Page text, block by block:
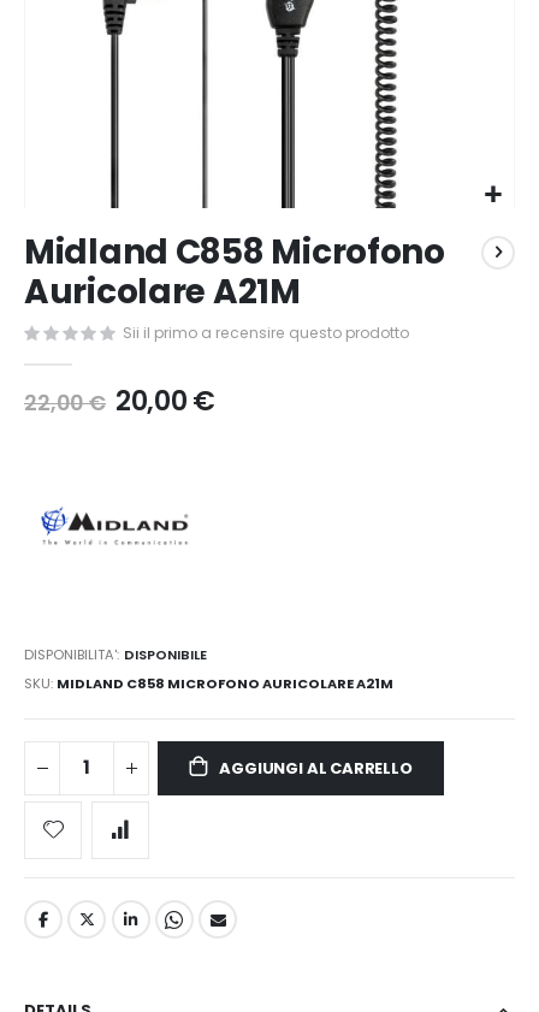
all'inizio
della
galleria
di
immagini
Midland C858 Microfono
Auricolare A21M
Sii il primo a recensire questo prodotto
22,00 € 20,00 €
DISPONIBILITA': DISPONIBILE
SKU MIDLAND C858 MICROFONO AURICOLARE A21M
AGGIUNGI AL CARRELLO